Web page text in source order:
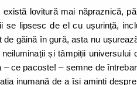
există lovitură mai năpraznică,
se lipsesc de el cu ușurință,
de găină în gură, asta nu
și tâmpiții
– ce pacoste! – semne de
inumană de a își aminti